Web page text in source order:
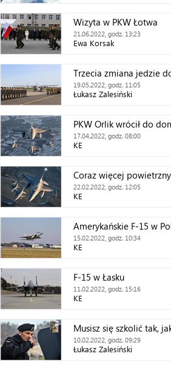
Wizyta w PKW Łotwa
21.06.2022, godz. 13:23
Ewa Korsak
Trzecia zmiana jedzie
19.05.2022, godz. 11:05
Łukasz Zalesiński
PKW Orlik wrócił do
17.04.2022, godz. 08:00
KE
Coraz więcej
22.02.2022, godz. 12:05
KE
Amerykańskie F-15 w
15.02.2022, godz. 10:34
KE
F-15 w Łasku
11.02.2022, godz. 15:16
KE
Musisz się szkolić tak,
10.02.2022, godz. 09:29
Łukasz Zalesiński